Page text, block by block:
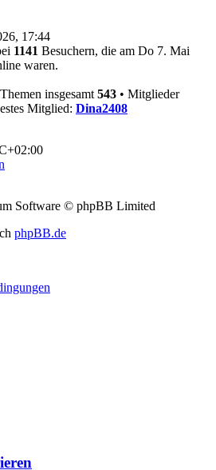
17:44
1141 Besuchern, die am Do 7. Mai
waren.
insgesamt 543 • Mitglieder
Mitglied: Dina2408
Software © phpBB Limited
phpBB.de